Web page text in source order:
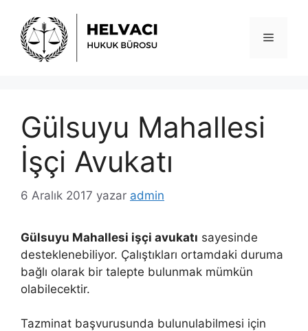
Menü
Gülsuyu Mahallesi
İşçi Avukatı
6 Aralık 2017 yazar admin
Gülsuyu Mahallesi işçi avukatı sayesinde
desteklenebiliyor. Çalıştıkları ortamdaki duruma
bağlı olarak bir talepte bulunmak mümkün
olabilecektir.
Tazminat başvurusunda bulunulabilmesi için